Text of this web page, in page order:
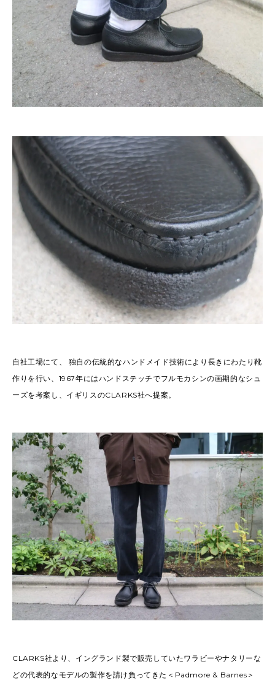
自社工場にて、 独自の伝統的なハンドメイド技術により長きにわたり靴
作りを行い、1967年にはハンドステッチでフルモカシンの画期的なシュ
ーズを考案し、イギリスのCLARKS社へ提案。
CLARKS社より、イングランド製で販売していたワラビーやナタリーな
どの代表的なモデルの製作を請け負ってきた＜Padmore & Barnes＞